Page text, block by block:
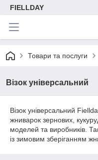
FIELLDAY
Товари та послуги
Візок універсальний
Візок універсальний
жниварок зернових,
моделей та виробників.
із зимовим зберіганням